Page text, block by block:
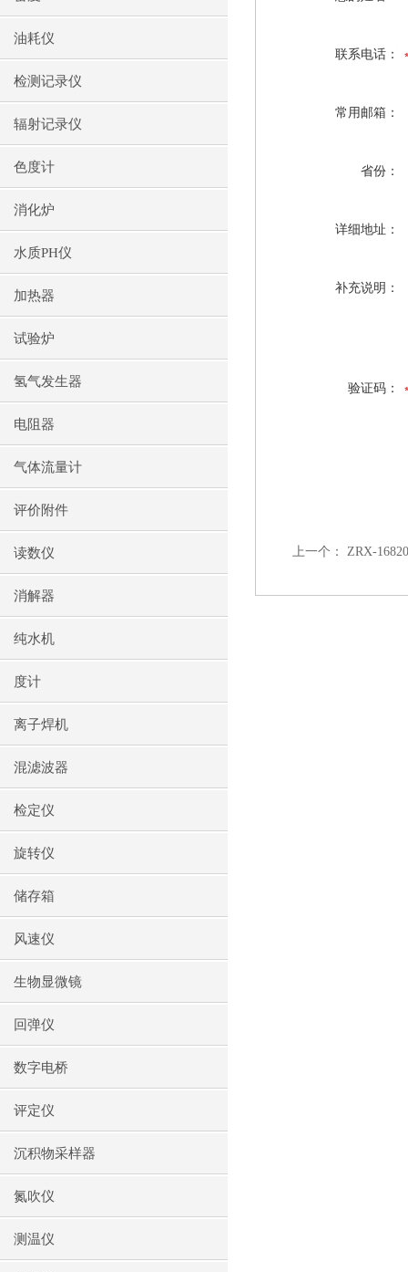
油耗仪
检测记录仪
辐射记录仪
色度计
消化炉
水质PH仪
加热器
试验炉
氢气发生器
电阻器
气体流量计
评价附件
读数仪
消解器
纯水机
度计
离子焊机
混滤波器
检定仪
旋转仪
储存箱
风速仪
生物显微镜
回弹仪
数字电桥
评定仪
沉积物采样器
氮吹仪
测温仪
联系电话：
常用邮箱：
省份：
详细地址：
补充说明：
验证码：
上一个： ZRX-